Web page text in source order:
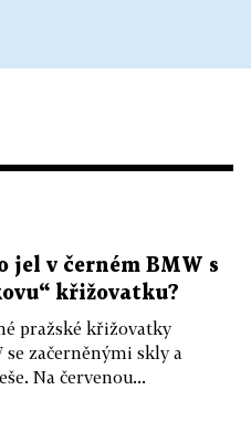
jel v černém BMW s
křižovatku?
pražské křižovatky
začerněnými skly a
Na červenou...